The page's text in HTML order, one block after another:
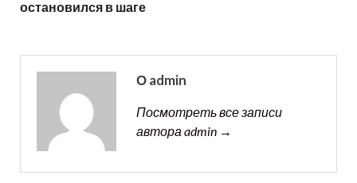
остановился в шаге
О admin
Посмотреть все записи
автора admin →